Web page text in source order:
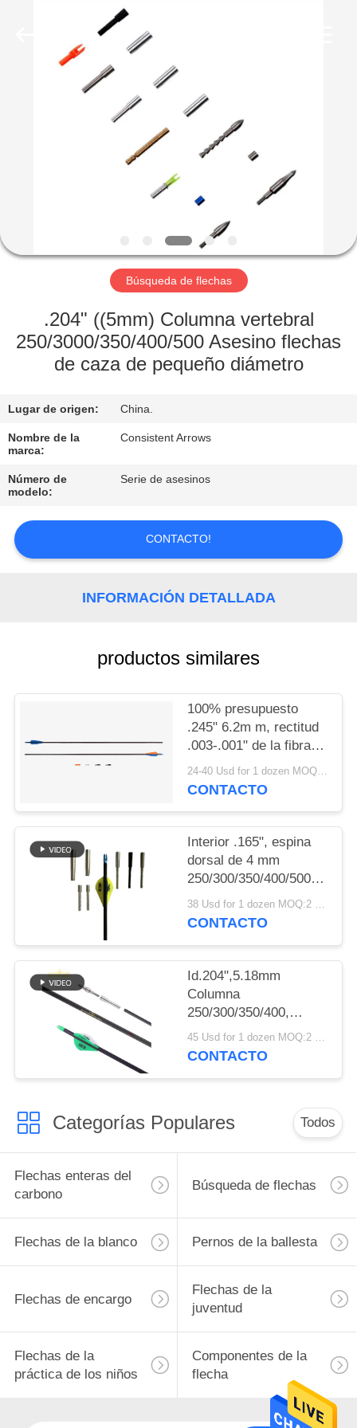
HOGAR
VIAJE
FÁBRICA
DE
CALIDAD
ÉNTRENOS
EN
CONTACTO
DEL
POLÍTICA
DE
PRIVACIDAD
Búsqueda de flechas
.204" ((5mm) Columna vertebral
250/3000/350/400/500 Asesino flechas
de caza de pequeño diámetro
Lugar de origen: China.
Nombre de la
marca:
Consistent Arrows
Número de
modelo:
Serie de asesinos
CONTACTO!
INFORMACIÓN DETALLADA
productos similares
100% presupuesto
.245" 6.2m m, rectitud
.003-.001" de la fibra
de carbono
paletas/plumas de
dorsal
250/300/340/400/500
24-40 Usd for 1 dozen MOQ:2 docenas
CONTACTO
Interior .165", espina
dorsal de 4 mm
250/300/350/400/500/600/
.003"-.001" Flechas de
caza de diámetro
38 Usd for 1 dozen MOQ:2 docenas
CONTACTO
Id.204",5.18mm
Columna
250/300/350/400,
Dirección.001-.003 ",
32" peso ligero 5mm
45 Usd for 1 dozen MOQ:2 docenas
CONTACTO
Categorías Populares Todos
Flechas enteras del
carbono
Búsqueda de flechas
Flechas de la blanco Pernos de la ballesta
Flechas de encargo
Flechas de la
juventud
Flechas de la
práctica de los niños
Componentes de la
flecha